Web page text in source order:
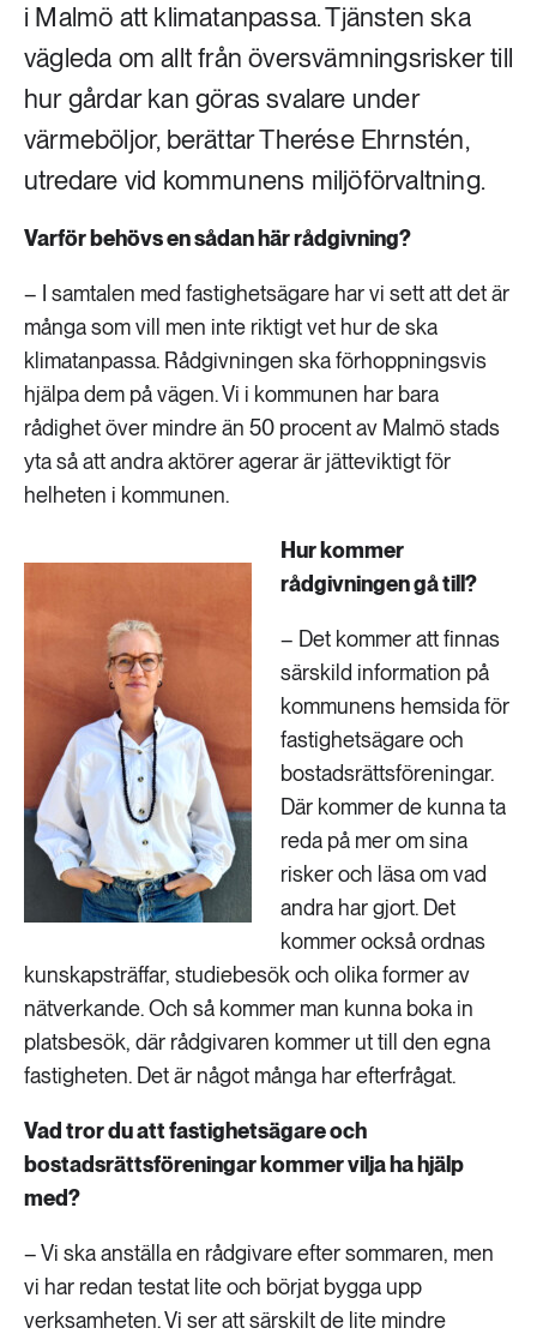
i Malmö att klimatanpassa. Tjänsten ska
vägleda om allt från översvämningsrisker till
hur gårdar kan göras svalare under
värmeböljor, berättar Therése Ehrnstén,
utredare vid kommunens miljöförvaltning.
Varför behövs en sådan här rådgivning?
– I samtalen med fastighetsägare har vi sett att det är
många som vill men inte riktigt vet hur de ska
klimatanpassa. Rådgivningen ska förhoppningsvis
hjälpa dem på vägen. Vi i kommunen har bara
rådighet över mindre än 50 procent av Malmö stads
yta så att andra aktörer agerar är jätteviktigt för
helheten i kommunen.
Hur kommer
rådgivningen gå till?
– Det kommer att finnas
särskild information på
kommunens hemsida för
fastighetsägare och
bostadsrättsföreningar.
Där kommer de kunna ta
reda på mer om sina
risker och läsa om vad
andra har gjort. Det
kommer också ordnas
kunskapsträffar, studiebesök och olika former av
nätverkande. Och så kommer man kunna boka in
platsbesök, där rådgivaren kommer ut till den egna
fastigheten. Det är något många har efterfrågat.
Vad tror du att fastighetsägare och
bostadsrättsföreningar kommer vilja ha hjälp
med?
– Vi ska anställa en rådgivare efter sommaren, men
vi har redan testat lite och börjat bygga upp
verksamheten. Vi ser att särskilt de lite mindre